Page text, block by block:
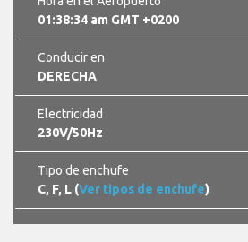
01:38:34 am GMT +0200
Conducir en
DERECHA
Electricidad
230V/50Hz
Tipo de enchufe
C, F, L (Ver tipos de enchufe)